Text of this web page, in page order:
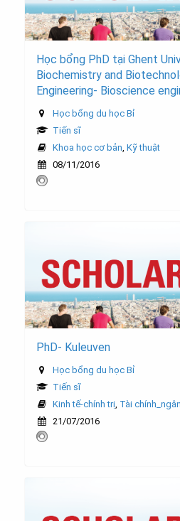
Học bổng PhD tại Ghent
Biochemistry and
Engineering- Bioscience
Học bổng du học Bỉ
Tiến sĩ
Khoa học cơ bản, Kỹ thuật
08/11/2016
PhD- Kuleuven
Học bổng du học Bỉ
Tiến sĩ
Kinh tế-chính trị Tài
21/07/2016